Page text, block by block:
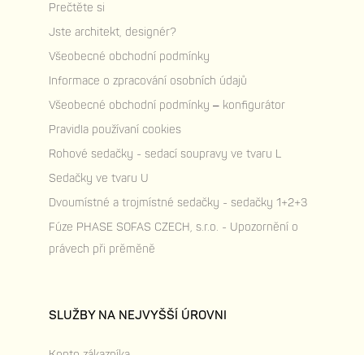
Prečtěte si
Jste architekt, designér?
Všeobecné obchodní podmínky
Informace o zpracování osobních údajů
Všeobecné obchodní podmínky – konfigurátor
Pravidla používaní cookies
Rohové sedačky - sedací soupravy ve tvaru L
Sedačky ve tvaru U
Dvoumístné a trojmístné sedačky - sedačky 1+2+3
Fúze PHASE SOFAS CZECH, s.r.o. - Upozornění o
právech při prěměně
SLUŽBY NA NEJVYŠŠÍ ÚROVNI